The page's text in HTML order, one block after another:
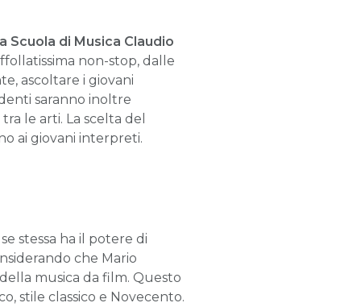
Scuola di Musica Claudio
non-stop, dalle
ascoltare i giovani
saranno inoltre
le arti. La scelta del
ai giovani interpreti.
stessa ha il potere di
che Mario
musica da film. Questo
stile classico e Novecento.